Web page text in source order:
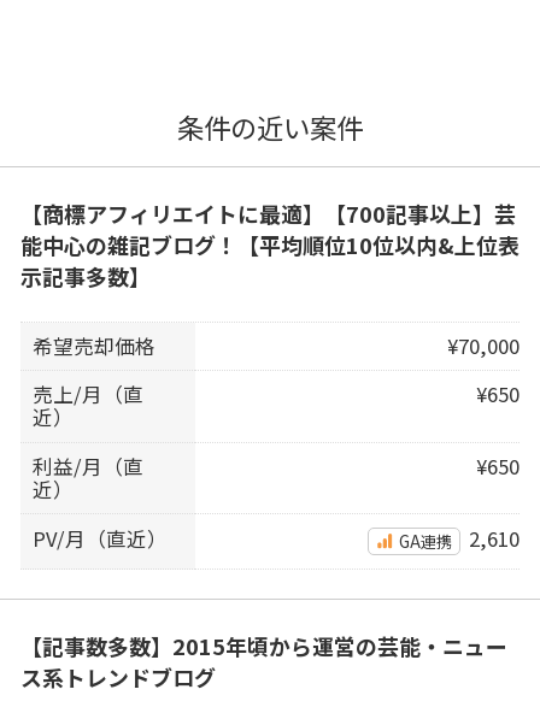
条件の近い案件
【商標アフィリエイトに最適】【700記事以上】芸
能中心の雑記ブログ！【平均順位10位以内&上位表
示記事多数】
希望売却価格
¥70,000
売上/月（直
近）
¥650
利益/月（直
近）
¥650
PV/月（直近） GA連携 2,610
【記事数多数】2015年頃から運営の芸能・ニュー
ス系トレンドブログ